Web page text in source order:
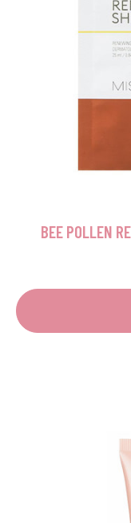
BEE POLLEN